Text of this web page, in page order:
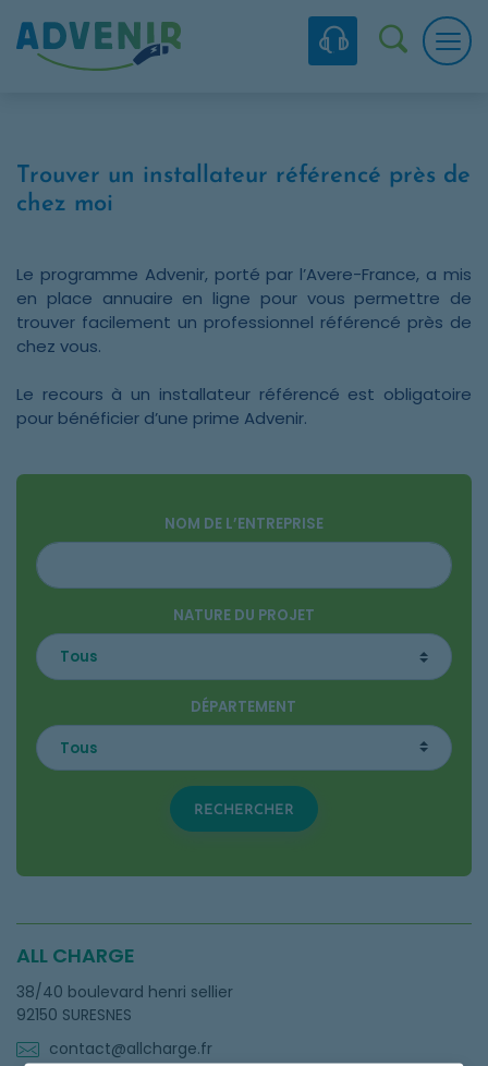
Trouver un installateur référencé près de
chez moi
Le programme Advenir, porté par l’Avere-France, a mis
en place annuaire en ligne pour vous permettre de
trouver facilement un professionnel référencé près de
chez vous.
Le recours à un installateur référencé est obligatoire
pour bénéficier d’une prime Advenir.
NOM DE L’ENTREPRISE
NATURE DU PROJET
DÉPARTEMENT
RECHERCHER
ALL CHARGE
38/40 boulevard henri sellier
92150 SURESNES
contact@allcharge.fr